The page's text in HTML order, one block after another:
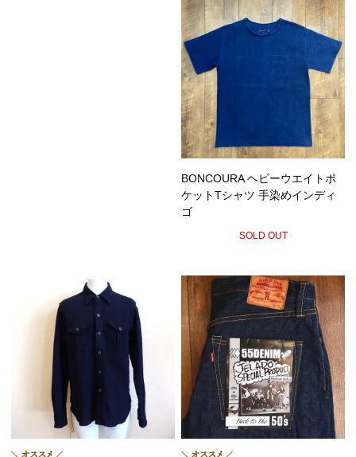
BONCOURA ヘビーウエイトポ
ケットTシャツ 手染めインディ
ゴ
SOLD OUT